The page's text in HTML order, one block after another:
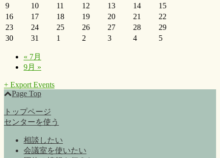
9
10 11 12 13 14
15
16
17 18 19 20 21
22
23
24 25 26 27 28
29
30
31 1 2 3 4 5
« 7月
9月 »
+ Export Events
Page Top
トップページ
センターを使う
相談したい
会議室を使いたい